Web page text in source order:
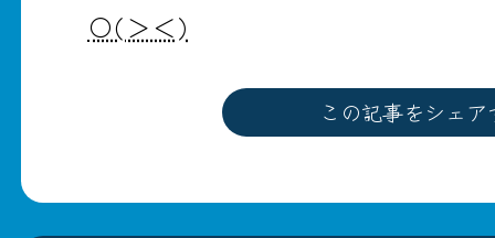
〇(＞＜)
この記事をシェア